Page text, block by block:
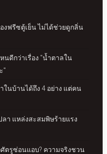
งฟรีซตู้เย็น ไม่ได้ช่วยดูกลิ่น
นดีกว่าเรื่อง "น้ำตาลใน
"
ในบ้านได้ถึง 4 อย่าง แต่คน
ลา แหล่งสะสมพิษร้ายแรง
ตรูซ่อนแอบ? ความจริงชวน